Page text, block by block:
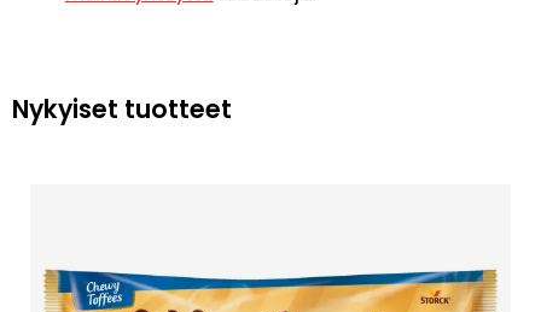
Nykyiset tuotteet